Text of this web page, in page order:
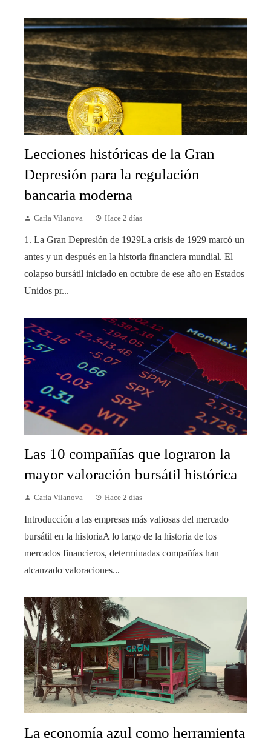
Lecciones históricas de la Gran
Depresión para la regulación
bancaria moderna
Carla Vilanova Hace 2 días
1. La Gran Depresión de 1929La crisis de 1929 marcó un
antes y un después en la historia financiera mundial. El
colapso bursátil iniciado en octubre de ese año en Estados
Unidos pr...
Las 10 compañías que lograron la
mayor valoración bursátil histórica
Carla Vilanova Hace 2 días
Introducción a las empresas más valiosas del mercado
bursátil en la historiaA lo largo de la historia de los
mercados financieros, determinadas compañías han
alcanzado valoraciones...
La economía azul como herramienta